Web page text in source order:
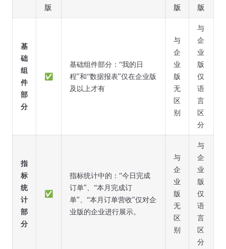
版
版
版
基
础
组
件
部
分
✅
基础组件部分：“我的日
程”和“数据报表”仅在企业版
及以上才有
与
企
业
版
无
区
别
与
企
业
版
仅
语
言
区
分
指
标
统
计
部
分
✅
指标统计中的：“今日完成
订单”、“本月完成订
单”、“本月订单营收”仅对企
业版的企业进行展示。
与
企
业
版
无
区
别
与
企
业
版
仅
语
言
区
分